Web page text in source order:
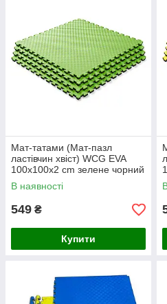
Мат-татами (Мат-пазл
ластівчин хвіст) WCG EVA
100х100х2 cm зелене чорний
ASG
В наявності
549 ₴
Купити